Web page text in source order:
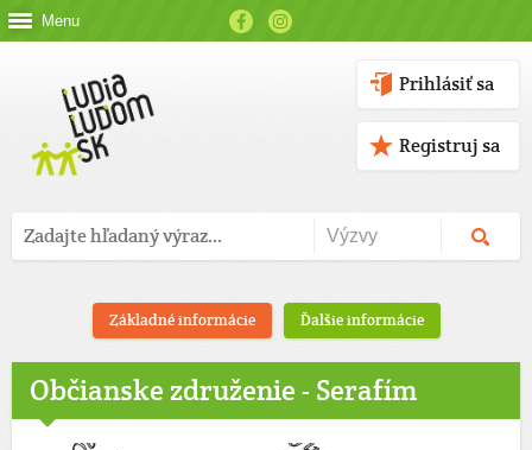
Menu
Prihlásiť sa
Registruj sa
Základné informácie Ďalšie informácie
Občianske združenie - Serafím